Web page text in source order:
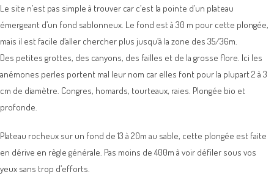
Le site n’est pas simple à trouver car c’est la pointe d’un plateau
émergeant d’un fond sablonneux. Le fond est à 30 m pour cette plongée,
mais il est facile d’aller chercher plus jusqu’à la zone des 35/36m.
Des petites grottes, des canyons, des failles et de la grosse flore. Ici les
anémones perles portent mal leur nom car elles font pour la plupart 2 à 3
cm de diamètre. Congres, homards, tourteaux, raies. Plongée bio et
profonde.
Plateau rocheux sur un fond de 13 à 20m au sable, cette plongée est faite
en dérive en règle générale. Pas moins de 400m à voir défiler sous vos
yeux sans trop d’efforts.